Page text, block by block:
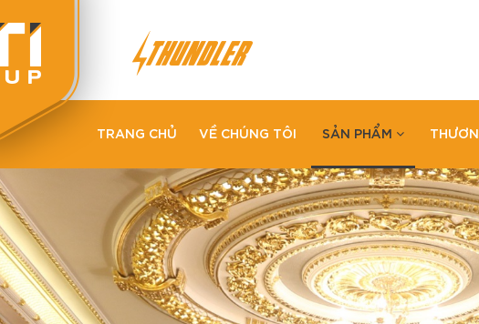
TRANG CHỦ VỀ CHÚNG TÔI SẢN PHẨM